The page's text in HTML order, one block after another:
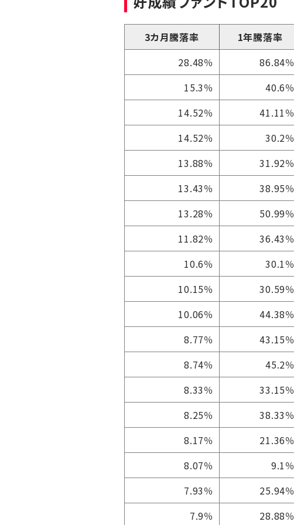
3カ月騰落率 1年騰落率
28.48％
86.84％
15.3％
40.6％
14.52％
41.11％
14.52％
30.2％
13.88％
31.92％
13.43％
38.95％
13.28％
50.99％
11.82％
36.43％
10.6％
30.1％
10.15％
30.59％
10.06％
44.38％
8.77％
43.15％
8.74％
45.2％
8.33％
33.15％
8.25％
38.33％
8.17％
21.36％
8.07％
9.1％
7.93％
25.94％
7.9％
28.88％